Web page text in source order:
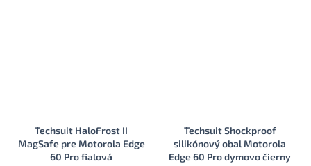
Techsuit HaloFrost II
MagSafe pre Motorola Edge
60 Pro fialová
Techsuit Shockproof
silikónový obal Motorola
Edge 60 Pro dymovo čierny